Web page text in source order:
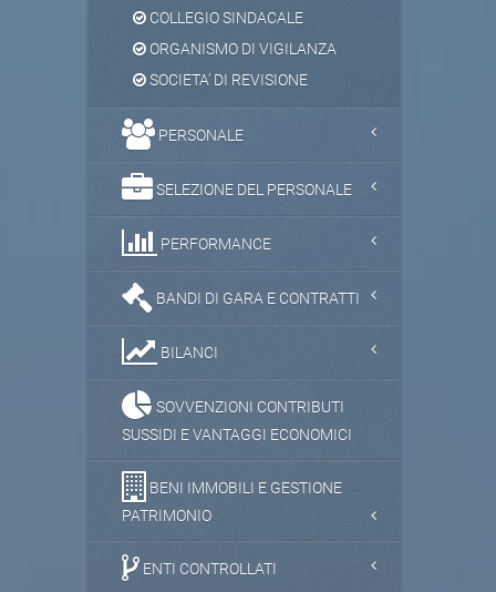
COLLEGIO SINDACALE
ORGANISMO DI VIGILANZA
SOCIETA' DI REVISIONE
PERSONALE
SELEZIONE DEL PERSONALE
PERFORMANCE
BANDI DI GARA E CONTRATTI
BILANCI
SOVVENZIONI CONTRIBUTI
SUSSIDI E VANTAGGI ECONOMICI
BENI IMMOBILI E GESTIONE
PATRIMONIO
ENTI CONTROLLATI